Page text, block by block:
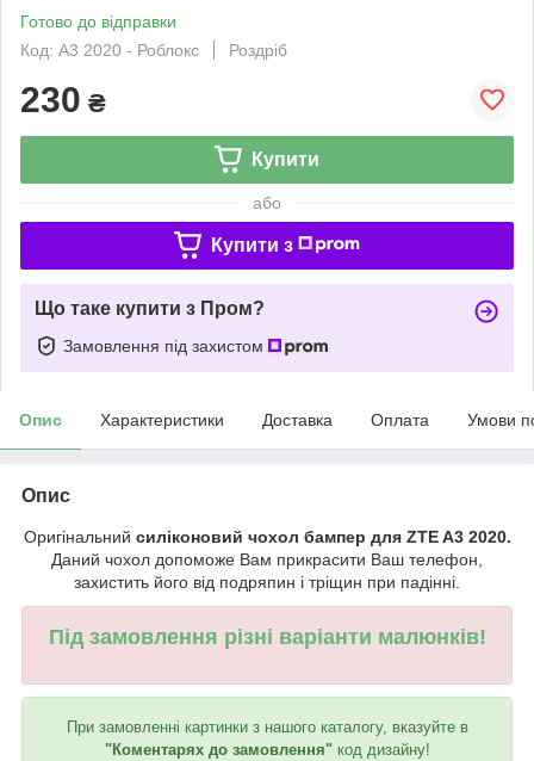
Готово до відправки
Код: A3 2020 - Роблокс
Роздріб
230 ₴
Купити
або
Купити з
Що таке купити з Пром?
Замовлення під захистом
Опис Характеристики Доставка Оплата Умови
Опис
Оригінальний силіконовий чохол бампер для ZTE A3 2020.
Даний чохол допоможе Вам прикрасити Ваш телефон,
захистить його від подряпин і тріщин при падінні.
Під замовлення різні варіанти малюнків!
При замовленні картинки з нашого каталогу, вказуйте в
"Коментарях до замовлення"код дизайну!